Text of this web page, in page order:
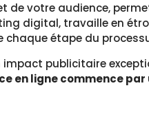
de votre audience,
digital, travaille en
étape du
publicitaire
en ligne commence